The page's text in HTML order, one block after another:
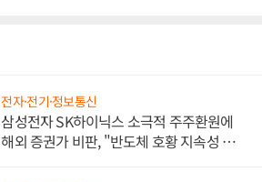
전자·전기·정보통신
삼성전자 SK하이닉스 소극적 주주환원에
해외 증권가 비판, "반도체 호황 지속성 의